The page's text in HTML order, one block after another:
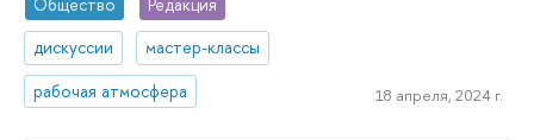
дискуссии
мастер-классы
рабочая атмосфера
18 апреля, 2024 г.